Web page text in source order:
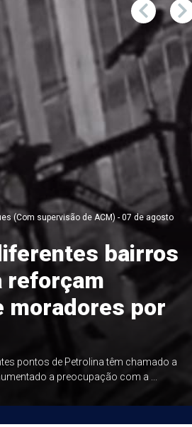
(Com supervisão de ACM) - 07 de agosto
bairros
reforçam
moradores por
pontos de Petrolina têm chamado a
a preocupação com a ...